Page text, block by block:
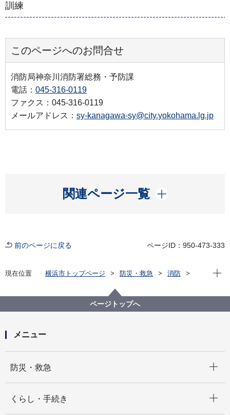
訓練
このページへのお問合せ
消防局神奈川消防署総務・予防課
電話： 045-316-0119
ファクス：045-316-0119
メールアドレス： sy-kanagawa-sy@city.yokohama.lg.jp
関連ページ一覧
開く
前のページに戻る ページID：950-473-333
現在位置 横浜市トップページ 防災・救急
消防
神奈川消防署からのお知らせ・イベント情報
現在
ページトップへ
メニュー
防災・救急
くらし・手続き